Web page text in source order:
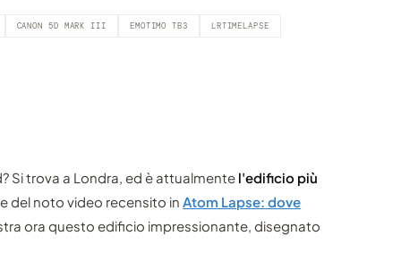
CANON 5D MARK III EMOTIMO TB3 LRTIMELAPSE
Si trova a Londra, ed è attualmente l'edificio più
del noto video recensito inAtom Lapse: dove
ora questo edificio impressionante, disegnato